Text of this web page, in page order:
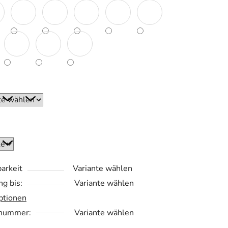
Variante wählen
bis:
Variante wählen
Variante wählen